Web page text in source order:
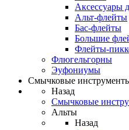
Аксессуары
Альт-флейты
Бас-флейты
Большие
Флейты-
Флюгельгорны
Эуфониумы
Смычковые
Назад
Смычковые
Альты
Назад